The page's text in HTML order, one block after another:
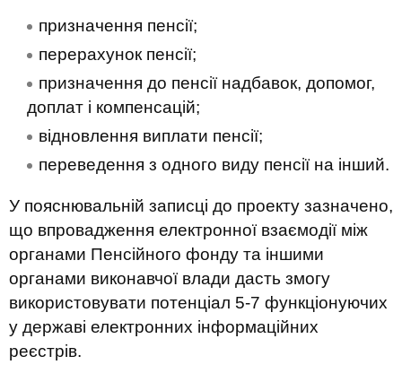
призначення пенсії;
перерахунок пенсії;
призначення до пенсії надбавок, допомог,
доплат і компенсацій;
відновлення виплати пенсії;
переведення з одного виду пенсії на інший.
У пояснювальній записці до проекту зазначено,
що впровадження електронної взаємодії між
органами Пенсійного фонду та іншими
органами виконавчої влади дасть змогу
використовувати потенціал 5-7 функціонуючих
у державі електронних інформаційних
реєстрів.